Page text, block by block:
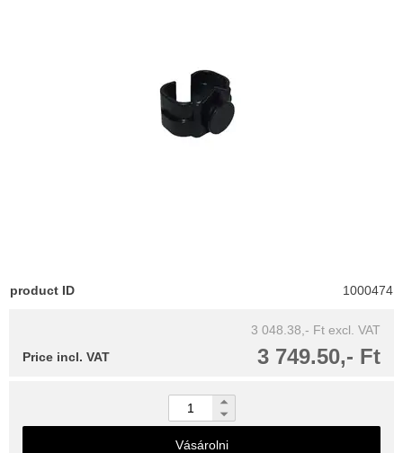
product ID 1000474
3 048.38,- Ft excl. VAT
3 749.50,- Ft
Price incl. VAT
Vásárolni